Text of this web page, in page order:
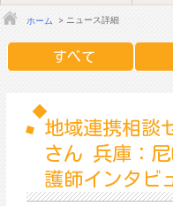
ホーム ニュース詳細
すべて
地域連携相談
さん 兵庫：
護師インタビ